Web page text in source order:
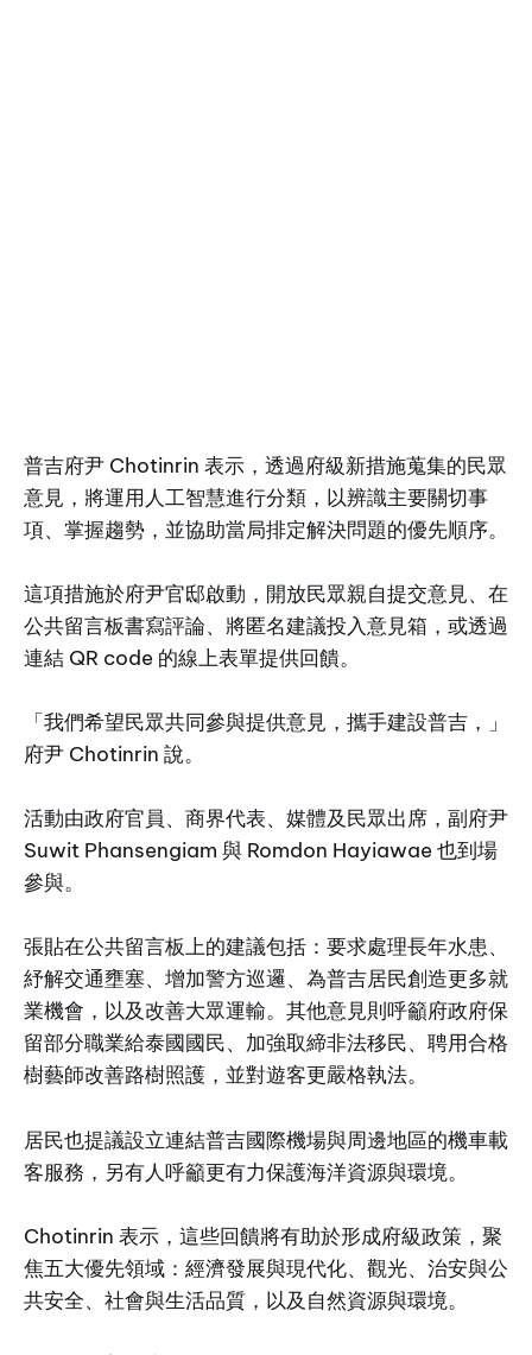
普吉府尹 Chotinrin 表示，透過府級新措施蒐集的民眾
意見，將運用人工智慧進行分類，以辨識主要關切事
項、掌握趨勢，並協助當局排定解決問題的優先順序。
這項措施於府尹官邸啟動，開放民眾親自提交意見、在
公共留言板書寫評論、將匿名建議投入意見箱，或透過
連結 QR code 的線上表單提供回饋。
「我們希望民眾共同參與提供意見，攜手建設普吉，」
府尹 Chotinrin 說。
活動由政府官員、商界代表、媒體及民眾出席，副府尹
Suwit Phansengiam 與 Romdon Hayiawae 也到場
參與。
張貼在公共留言板上的建議包括：要求處理長年水患、
紓解交通壅塞、增加警方巡邏、為普吉居民創造更多就
業機會，以及改善大眾運輸。其他意見則呼籲府政府保
留部分職業給泰國國民、加強取締非法移民、聘用合格
樹藝師改善路樹照護，並對遊客更嚴格執法。
居民也提議設立連結普吉國際機場與周邊地區的機車載
客服務，另有人呼籲更有力保護海洋資源與環境。
Chotinrin 表示，這些回饋將有助於形成府級政策，聚
焦五大優先領域：經濟發展與現代化、觀光、治安與公
共安全、社會與生活品質，以及自然資源與環境。